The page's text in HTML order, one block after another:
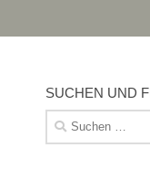
SUCHEN UND
Suchen
nach: